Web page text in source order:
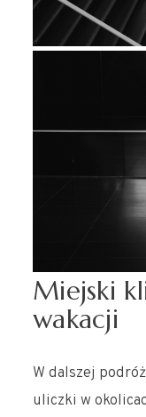
Miejski
wakacji
W dalszej
uliczki w